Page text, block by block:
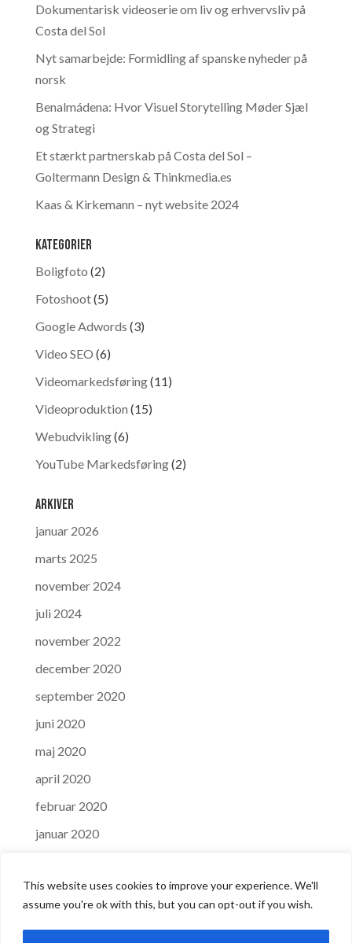
This website uses cookies to improve your experience. We'll
assume you're ok with this, but you can opt-out if you wish.
Dokumentarisk videoserie om liv og erhvervsliv på
Costa del Sol
Nyt samarbejde: Formidling af spanske nyheder på
norsk
Benalmádena: Hvor Visuel Storytelling Møder Sjæl
og Strategi
Et stærkt partnerskab på Costa del Sol –
Goltermann Design & Thinkmedia.es
Kaas & Kirkemann – nyt website 2024
Kategorier
Boligfoto (2)
Fotoshoot(5)
Google Adwords (3)
Video SEO (6)
Videomarkedsføring(11)
Videoproduktion (15)
Webudvikling(6)
YouTube Markedsføring(2)
Arkiver
januar 2026
marts 2025
november 2024
juli 2024
november 2022
december 2020
september 2020
juni 2020
maj 2020
april 2020
februar 2020
januar 2020
september 2019